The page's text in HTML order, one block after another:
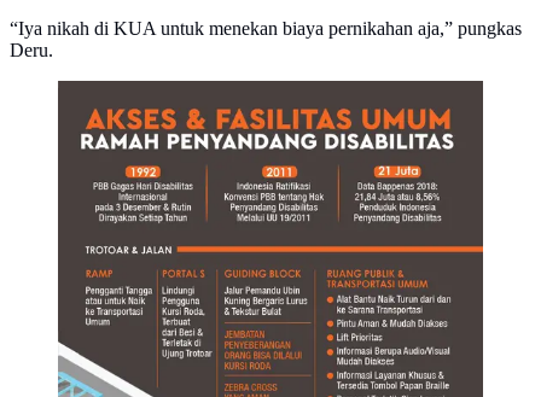
“Iya nikah di KUA untuk menekan biaya pernikahan aja,” pungkas
Deru.
Penyandang Disabilitas. (Liputan6.com/Triyasni)